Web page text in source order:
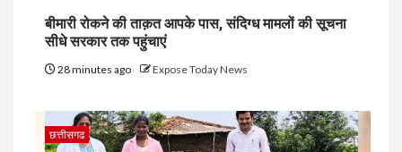
बीमारी रोकने की ताक़त आपके पास, संदिग्ध मामलों की सूचना
सीधे सरकार तक पहुंचाएं
28 minutes ago Expose Today News
छत्तीसगढ